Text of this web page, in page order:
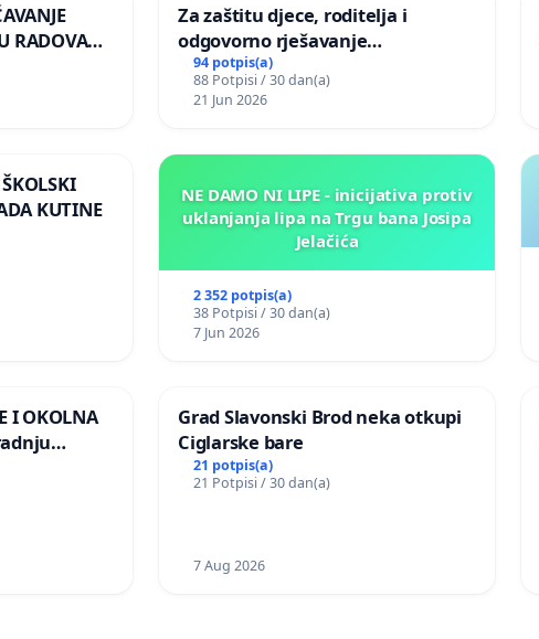
RADOVA
odbora
Za zaštitu djece, roditelja i
odgovorno rješavanje
maloljetničkog nasilja
94 potpis(a)
88 Potpisi / 30 dan(a)
21 Jun 2026
KUTINE
NE DAMO NI LIPE - inicijativa protiv
uklanjanja lipa na Trgu bana Josipa
Jelačića
2 352 potpis(a)
38 Potpisi / 30 dan(a)
7 Jun 2026
I OKOLNA
na
Grad Slavonski Brod neka otkupi
Ciglarske bare
21 potpis(a)
21 Potpisi / 30 dan(a)
7 Aug 2026